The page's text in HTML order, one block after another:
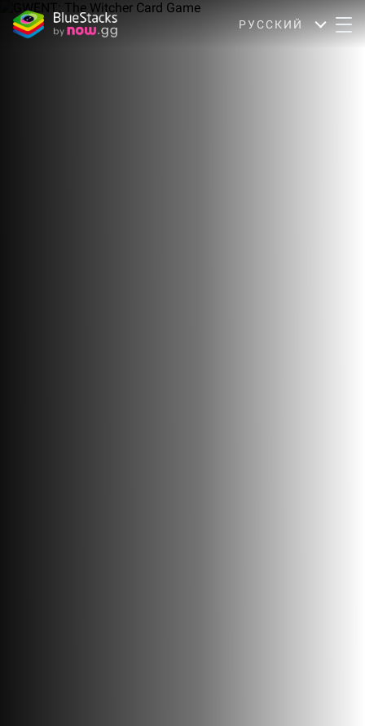
РУССКИЙ